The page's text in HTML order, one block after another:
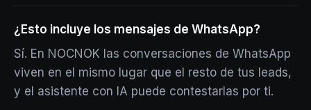
¿Esto incluye los mensajes de WhatsApp?
Sí. En NOCNOK las conversaciones de WhatsApp
viven en el mismo lugar que el resto de tus leads,
y el asistente con IA puede contestarlas por ti.